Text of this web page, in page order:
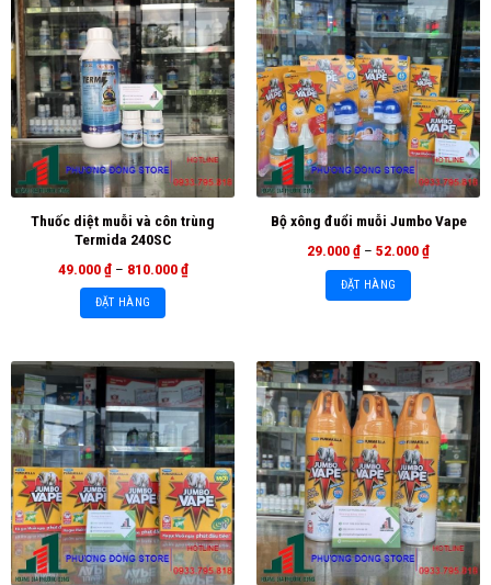
Thuốc diệt muỗi và côn trùng
Termida 240SC
49.000₫ – 810.000₫
ĐẶT HÀNG
Bộ xông đuổi muỗi Jumbo Vape
29.000₫ – 52.000₫
ĐẶT HÀNG